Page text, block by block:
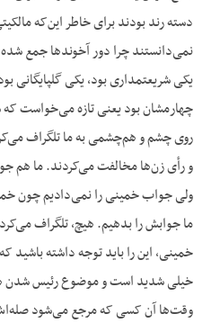
دسته رند بودند برای خاطر این‌که
نمی‌دانستند چرا دور آخوندها جمع
یکی شریعتمداری بود، یکی گلپایگانی
چهارمشان بود یعنی تازه می‌خواست که
روی چشم و هم‌چشمی به ما تلگراف
و رأی زن‌ها مخالفت می‌کردند. ما هم
ولی جواب خمینی را نمی‌دادیم چون
ما جوابش را بدهیم. هیچ، تلگراف
خمینی، این را باید توجه داشته باشید
خیلی شدید است و موضوع رئیس
وقت‌ها آن کسی که مرجع می‌شود صله‌اش